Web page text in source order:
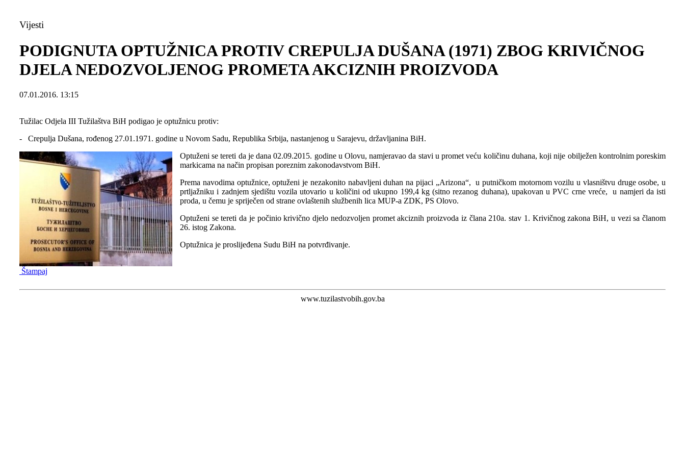
Vijesti
PODIGNUTA OPTUŽNICA PROTIV CREPULJA DUŠANA (1971) ZBOG KRIVIČNOG
DJELA NEDOZVOLJENOG PROMETA AKCIZNIH PROIZVODA
07.01.2016. 13:15
Tužilac Odjela III Tužilaštva BiH podigao je optužnicu protiv:
- Crepulja Dušana, rođenog 27.01.1971. godine u Novom Sadu, Republika Srbija, nastanjenog u Sarajevu, državljanina BiH.
Optuženi se tereti da je dana 02.09.2015. godine u Olovu, namjeravao da stavi u promet veću količinu duhana, koji nije obilježen kontrolnim poreskim
markicama na način propisan poreznim zakonodavstvom BiH.
Prema navodima optužnice, optuženi je nezakonito nabavljeni duhan na pijaci „Arizona“, u putničkom motornom vozilu u vlasništvu druge osobe, u
prtljažniku i zadnjem sjedištu vozila utovario u količini od ukupno 199,4 kg (sitno rezanog duhana), upakovan u PVC crne vreće, u namjeri da isti
proda, u čemu je spriječen od strane ovlaštenih službenih lica MUP-a ZDK, PS Olovo.
Optuženi se tereti da je počinio krivično djelo nedozvoljen promet akciznih proizvoda iz člana 210a. stav 1. Krivičnog zakona BiH, u vezi sa članom
26. istog Zakona.
Optužnica je proslijeđena Sudu BiH na potvrđivanje.
Štampaj
www.tuzilastvobih.gov.ba